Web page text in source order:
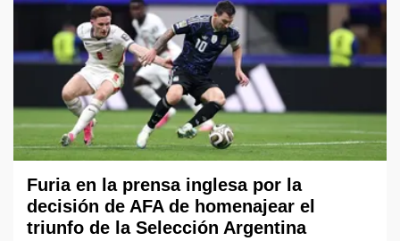
Furia en la prensa inglesa por la
decisión de AFA de homenajear el
triunfo de la Selección Argentina